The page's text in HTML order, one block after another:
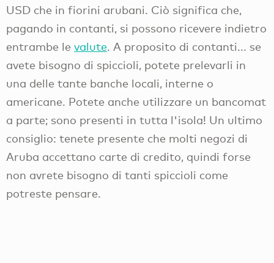
USD che in fiorini arubani. Ciò significa che,
pagando in contanti, si possono ricevere indietro
entrambe le valute. A proposito di contanti... se
avete bisogno di spiccioli, potete prelevarli in
una delle tante banche locali, interne o
americane. Potete anche utilizzare un bancomat
a parte; sono presenti in tutta l'isola! Un ultimo
consiglio: tenete presente che molti negozi di
Aruba accettano carte di credito, quindi forse
non avrete bisogno di tanti spiccioli come
potreste pensare.